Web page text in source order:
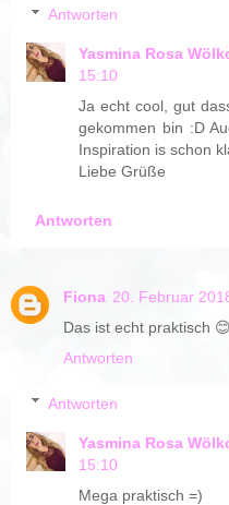
Antworten
Yasmina Rosa
15:10
Ja echt cool, gut
gekommen bin :D
Inspiration is schon
Liebe Grüße
Antworten
Fiona 20. Februar
Das ist echt praktisch 😊
Antworten
Antworten
Yasmina Rosa
15:10
Mega praktisch =)